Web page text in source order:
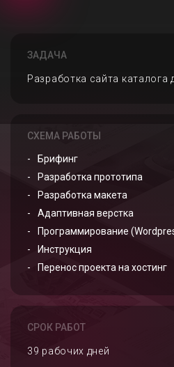
ЗАДАЧА
Разработка сайта каталога
СХЕМА РАБОТЫ
Брифинг
Разработка прототипа
Разработка макета
Адаптивная верстка
Программирование
Инструкция
Перенос проекта на хостинг
СРОК РАБОТ
39 рабочих дней